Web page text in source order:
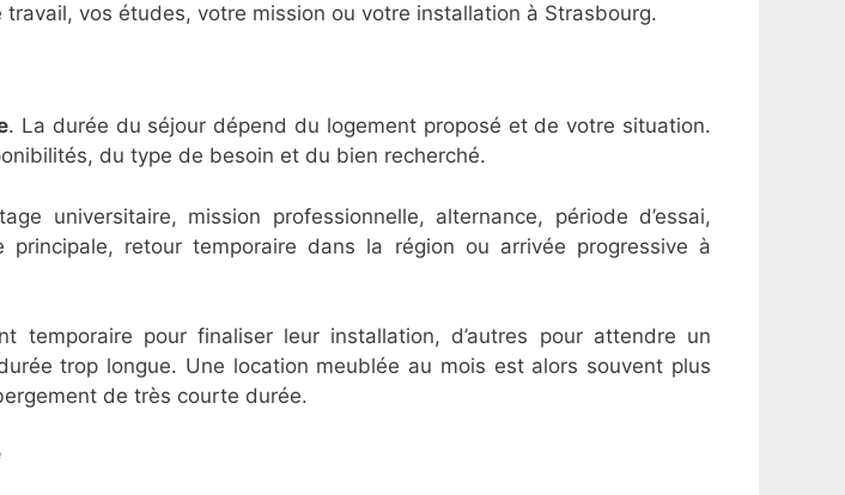
vos études, votre mission ou votre installation à Strasbourg.
. La durée du séjour dépend du logement proposé et de votre situation.
du type de besoin et du bien recherché.
universitaire, mission professionnelle, alternance, période d’essai,
retour temporaire dans la région ou arrivée progressive à
temporaire pour finaliser leur installation, d’autres pour attendre un
trop longue. Une location meublée au mois est alors souvent plus
de très courte durée.